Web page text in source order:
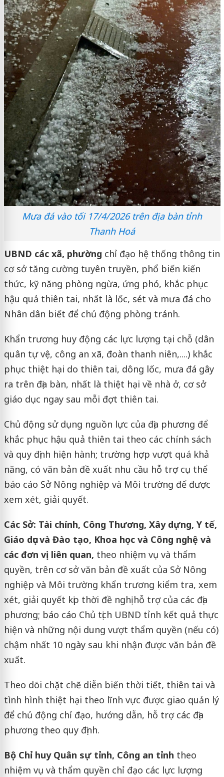
Mưa đá vào tối 17/4/2026 trên địa bàn tỉnh
Thanh Hoá
UBND các xã, phường chỉ đạo hệ thống thông tin
cơ sở tăng cường tuyên truyền, phổ biến kiến
thức, kỹ năng phòng ngừa, ứng phó, khắc phục
hậu quả thiên tai, nhất là lốc, sét và mưa đá cho
Nhân dân biết để chủ động phòng tránh.
Khẩn trương huy động các lực lượng tại chỗ (dân
quân tự vệ, công an xã, đoàn thanh niên,....) khắc
phục thiệt hại do thiên tai, dông lốc, mưa đá gây
ra trên địa bàn, nhất là thiệt hại về nhà ở, cơ sở
giáo dục ngay sau mỗi đợt thiên tai.
Chủ động sử dụng nguồn lực của địa phương để
khắc phục hậu quả thiên tai theo các chính sách
và quy định hiện hành; trường hợp vượt quá khả
năng, có văn bản đề xuất nhu cầu hỗ trợ cụ thể
báo cáo Sở Nông nghiệp và Môi trường để được
xem xét, giải quyết.
Các Sở: Tài chính, Công Thương, Xây dựng, Y tế,
Giáo dục và Đào tạo, Khoa học và Công nghệ và
các đơn vị liên quan, theo nhiệm vụ và thẩm
quyền, trên cơ sở văn bản đề xuất của Sở Nông
nghiệp và Môi trường khẩn trương kiểm tra, xem
xét, giải quyết kịp thời đề nghị hỗ trợ của các địa
phương; báo cáo Chủ tịch UBND tỉnh kết quả thực
hiện và những nội dung vượt thẩm quyền (nếu có)
chậm nhất 10 ngày sau khi nhận được văn bản đề
xuất.
Theo dõi chặt chẽ diễn biến thời tiết, thiên tai và
tình hình thiệt hại theo lĩnh vực được giao quản lý
để chủ động chỉ đạo, hướng dẫn, hỗ trợ các địa
phương theo quy định.
Bộ Chỉ huy Quân sự tỉnh, Công an tỉnh theo
nhiệm vụ và thẩm quyền chỉ đạo các lực lượng